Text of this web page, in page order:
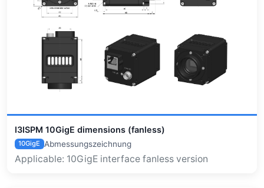
I3ISPM 10GigE dimensions (fanless)
10GigE Abmessungszeichnung
Applicable: 10GigE interface fanless version